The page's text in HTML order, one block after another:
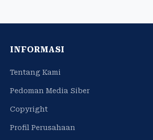
INFORMASI
Tentang Kami
Pedoman Media Siber
Copyright
Profil Perusahaan